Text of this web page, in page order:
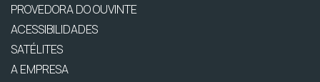
PROVEDORA DO OUVINTE
ACESSIBILIDADES
SATÉLITES
A EMPRESA